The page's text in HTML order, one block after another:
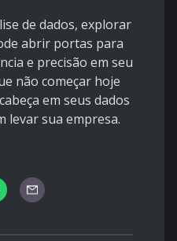
de dados, explorar
abrir portas para
e precisão em seu
não começar hoje
em seus dados
levar sua empresa.